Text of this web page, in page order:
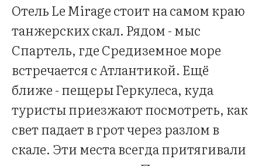
Отель Le Mirage стоит на самом краю
танжерских скал. Рядом - мыс
Спартель, где Средиземное море
встречается с Атлантикой. Ещё
ближе - пещеры Геркулеса, куда
туристы приезжают посмотреть, как
свет падает в грот через разлом в
скале. Эти места всегда притягивали